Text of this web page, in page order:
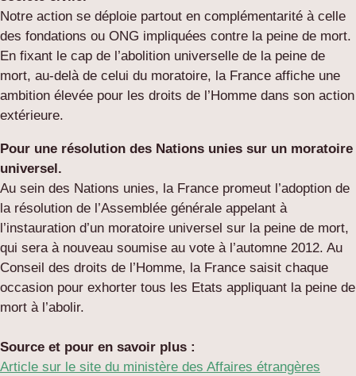
Notre action se déploie partout en complémentarité à celle
des fondations ou ONG impliquées contre la peine de mort.
En fixant le cap de l’abolition universelle de la peine de
mort, au-delà de celui du moratoire, la France affiche une
ambition élevée pour les droits de l’Homme dans son action
extérieure.
Pour une résolution des Nations unies sur un moratoire
universel.
Au sein des Nations unies, la France promeut l’adoption de
la résolution de l’Assemblée générale appelant à
l’instauration d’un moratoire universel sur la peine de mort,
qui sera à nouveau soumise au vote à l’automne 2012. Au
Conseil des droits de l’Homme, la France saisit chaque
occasion pour exhorter tous les Etats appliquant la peine de
mort à l’abolir.
Source et pour en savoir plus :
Article sur le site du ministère des Affaires étrangères